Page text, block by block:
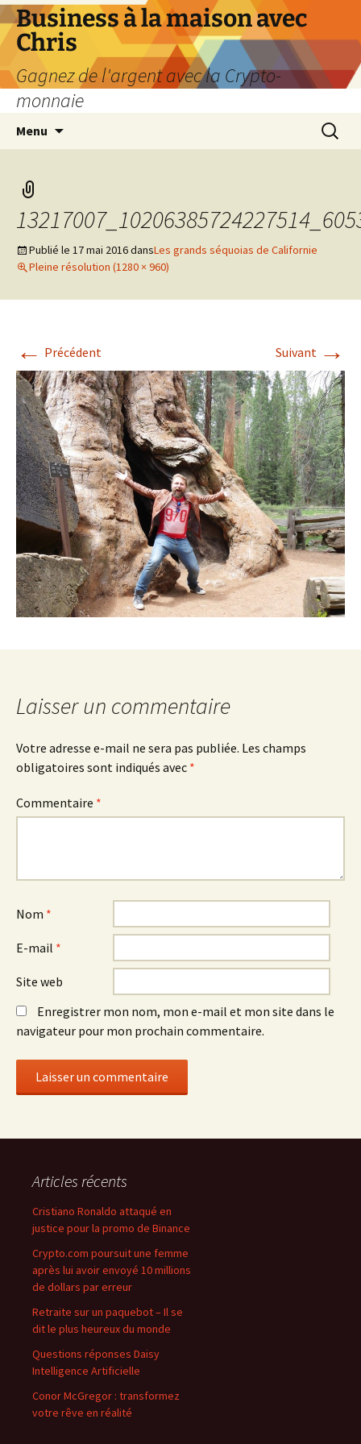
Business à la maison avec
Chris
Gagnez de l'argent avec la Crypto-
monnaie
Menu
Publié le 17 mai 2016dansLes grands séquoias de Californie
Pleine résolution (1280 × 960)
← Précédent Suivant →
Laisser un commentaire
Votre adresse e-mail ne sera pas publiée. Les champs
obligatoires sont indiqués avec *
Commentaire *
Nom *
E-mail *
Site web
Enregistrer mon nom, mon e-mail et mon site dans le
navigateur pour mon prochain commentaire.
Articles récents
Cristiano Ronaldo attaqué en
justice pour la promo de Binance
Crypto.com poursuit une femme
après lui avoir envoyé 10 millions
de dollars par erreur
Retraite sur un paquebot – Il se
dit le plus heureux du monde
Questions réponses Daisy
Intelligence Artificielle
Conor McGregor : transformez
votre rêve en réalité